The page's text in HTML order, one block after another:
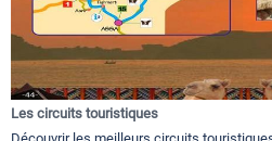
Les circuits touristiques